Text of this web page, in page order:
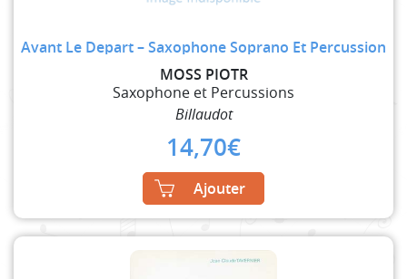
Avant Le Depart – Saxophone Soprano Et Percussion
MOSS PIOTR
Saxophone et Percussions
Billaudot
14,70€
Ajouter